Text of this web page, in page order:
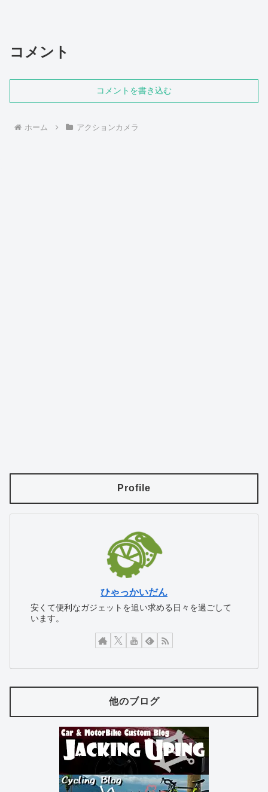
コメント
コメントを書き込む
ホーム アクションカメラ
Profile
ひゃっかいだん
安くて便利なガジェットを追い求める日々を過ごして
います。
他のブログ